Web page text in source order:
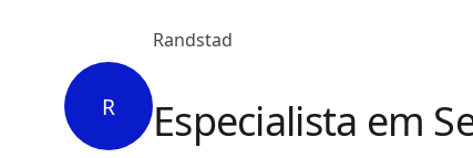
R
Randstad
Especialista em